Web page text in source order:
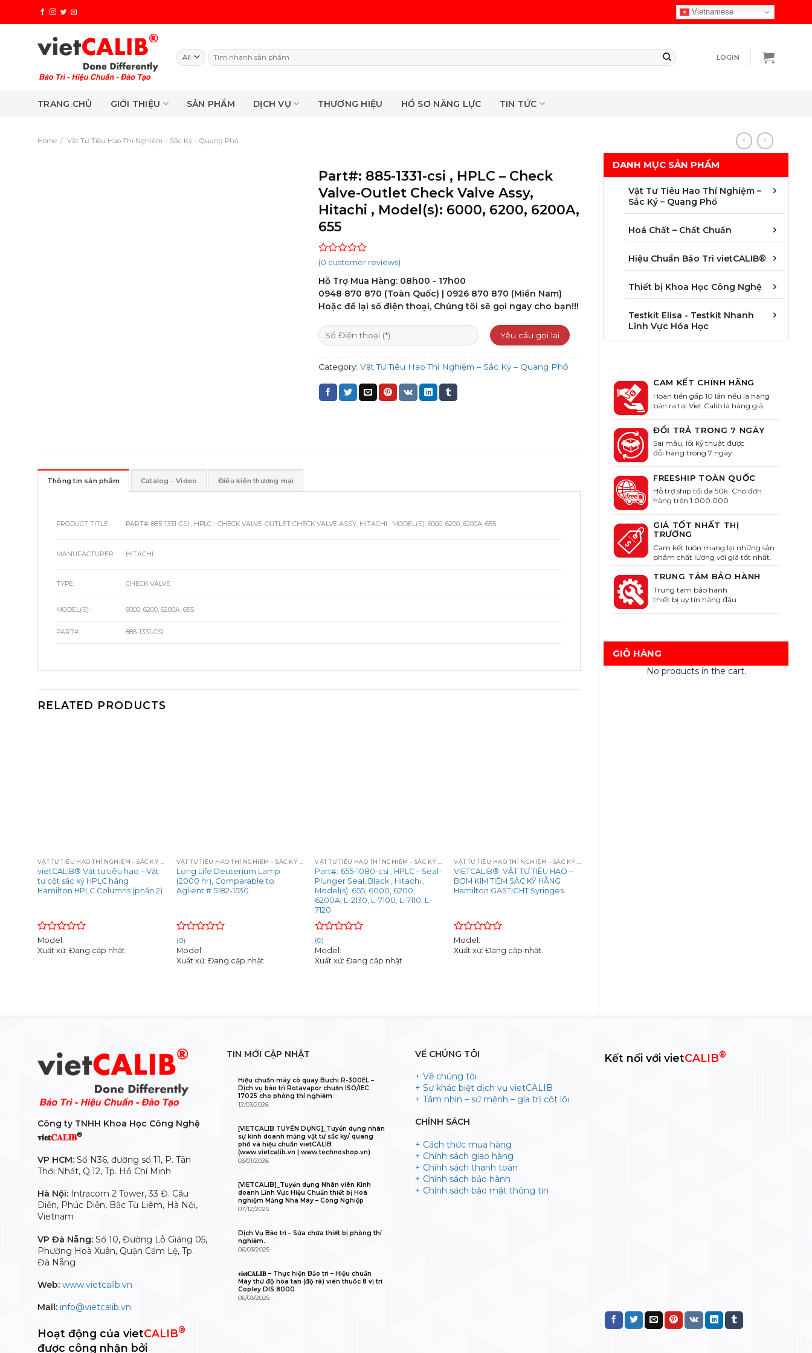
content
Vietnamese
Search
for:
LOGIN
TRANG CHỦ GIỚI THIỆU SẢN PHẨM DỊCH VỤ THƯƠNG HIỆU HỒ SƠ NĂNG LỰC TIN TỨC
Home / Vật Tư Tiêu Hao Thí Nghiệm – Sắc Ký – Quang Phổ
DANH MỤC SẢN PHẨM
Vật Tư Tiêu Hao Thí Nghiệm –
Sắc Ký – Quang Phổ
Hoá Chất – Chất Chuẩn
Hiệu Chuẩn Bảo Trì vietCALIB®
Thiết bị Khoa Học Công Nghệ
Testkit Elisa - Testkit Nhanh
Lĩnh Vực Hóa Học
CAM KẾT CHÍNH HÃNG
Hoàn tiền gấp 10 lần nếu là hàng
bán ra tại Viet Calib là hàng giả.
ĐỔI TRẢ TRONG 7 NGÀY
Sai mẫu, lỗi kỹ thuật được
đỗi hàng trong 7 ngày
FREESHIP TOÀN QUỐC
Hỗ trợ ship tối đa 50k. Cho đơn
hàng trên 1.000.000
GIÁ TỐT NHẤT THỊ
TRƯỜNG
Cam kết luôn mang lại những sản
phẩm chất lượng với giá tốt nhất.
TRUNG TÂM BẢO HÀNH
Trung tâm bảo hành
thiết bị uy tín hàng đầu
GIỎ HÀNG
No products in the cart.
Part#: 885-1331-csi , HPLC – Check
Valve-Outlet Check Valve Assy,
Hitachi , Model(s): 6000, 6200, 6200A,
655
Rated
out
of
(0 customer reviews)
Hỗ Trợ Mua Hàng: 08h00 - 17h00
0948 870 870 (Toàn Quốc) | 0926 870 870 (Miền Nam)
Hoặc để lại số điện thoại, Chúng tôi sẽ gọi ngay cho bạn!!!
Category: Vật Tư Tiêu Hao Thí Nghiệm – Sắc Ký – Quang Phổ
Thông tin sản phẩm Catalog - Video Điều kiện thương mại
PRODUCT TITLE: PART#: 885-1331-CSI , HPLC - CHECK VALVE-OUTLET CHECK VALVE ASSY, HITACHI , MODEL(S): 6000, 6200, 6200A, 655
MANUFACTURER: HITACHI
TYPE: CHECK VALVE
MODEL(S): 6000, 6200, 6200A, 655
PART#: 885-1331-CSI
RELATED PRODUCTS
VẬT TƯ TIÊU HAO THÍ NGHIỆM – SẮC KÝ – QUANG PHỔ
vietCALIB® Vật tư tiêu hao – Vật
tư cột sắc ký HPLC hãng
Hamilton HPLC Columns (phần 2)
Rated
0
Model:
Xuất xứ: Đang cập nhật
VẬT TƯ TIÊU HAO THÍ NGHIỆM – SẮC KÝ – QUANG PHỔ
Long Life Deuterium Lamp
(2000 hr), Comparable to
Agilent # 5182-1530
Rated
0
out
(0)
Model:
Xuất xứ: Đang cập nhật
VẬT TƯ TIÊU HAO THÍ NGHIỆM – SẮC KÝ – QUANG PHỔ
Part#: 655-1080-csi , HPLC – Seal-
Plunger Seal, Black , Hitachi ,
Model(s): 655, 6000, 6200,
6200A, L-2130, L-7100, L-7110, L-
7120
Rated
0
out
(0)
Model:
Xuất xứ: Đang cập nhật
VẬT TƯ TIÊU HAO THÍ NGHIỆM – SẮC KÝ – QUANG PHỔ
VIETCALIB® VẬT TƯ TIÊU HAO –
BƠM KIM TIÊM SẮC KÝ HÃNG
Hamilton GASTIGHT Syringes
Rated
0
Model:
Xuất xứ: Đang cập nhật
Công ty TNHH Khoa Học Công Nghệ
𝐯𝐢𝐞𝐭𝐂𝐀𝐋𝐈𝐁®
VP HCM: Số N36, đường số 11, P. Tân
Thới Nhất, Q.12, Tp. Hồ Chí Minh
Hà Nội: Intracom 2 Tower, 33 Đ. Cầu
Diễn, Phúc Diễn, Bắc Từ Liêm, Hà Nội,
Vietnam
VP Đà Nẵng: Số 10, Đường Lỗ Giáng 05,
Phường Hoà Xuân, Quận Cẩm Lệ, Tp.
Đà Nẵng
Web: www.vietcalib.vn
Mail: info@vietcalib.vn
Hoạt động của vietCALIB®
được công nhận bởi
TIN MỚI CẬP NHẬT
Hiệu chuẩn máy cô quay Buchi R-300EL –
Dịch vụ bảo trì Rotavapor chuẩn ISO/IEC
17025 cho phòng thí nghiệm
12/03/2026
[VIETCALIB TUYỂN DỤNG]_Tuyển dụng nhân
sự kinh doanh mảng vật tư sắc ký/ quang
phổ và hiệu chuẩn vietCALIB
(www.vietcalib.vn | www.technoshop.vn)
03/01/2026
[VIETCALIB]_Tuyển dụng Nhân viên Kinh
doanh Lĩnh Vực Hiệu Chuẩn thiết bị Hoá
nghiệm Mảng Nhà Máy – Công Nghiệp
07/12/2025
Dịch Vụ Bảo trì – Sửa chữa thiết bị phòng thí
nghiệm.
06/03/2025
𝐯𝐢𝐞𝐭𝐂𝐀𝐋𝐈𝐁 – Thực hiện Bảo trì – Hiệu chuẩn
Máy thử độ hòa tan (độ rã) viên thuốc 8 vị trí
Copley DIS 8000
06/03/2025
VỀ CHÚNG TÔI
+ Về chúng tôi
+ Sự khác biệt dịch vụ vietCALIB
+ Tầm nhìn – sứ mệnh – gía trị cốt lõi
CHÍNH SÁCH
+ Cách thức mua hàng
+ Chính sách giao hàng
+ Chính sách thanh toán
+ Chính sách bảo hành
+ Chính sách bảo mật thông tin
Kết nối với vietCALIB®